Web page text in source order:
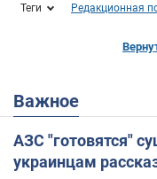
Теги Редакционная
Важное
АЗС "готовятся"
украинцам